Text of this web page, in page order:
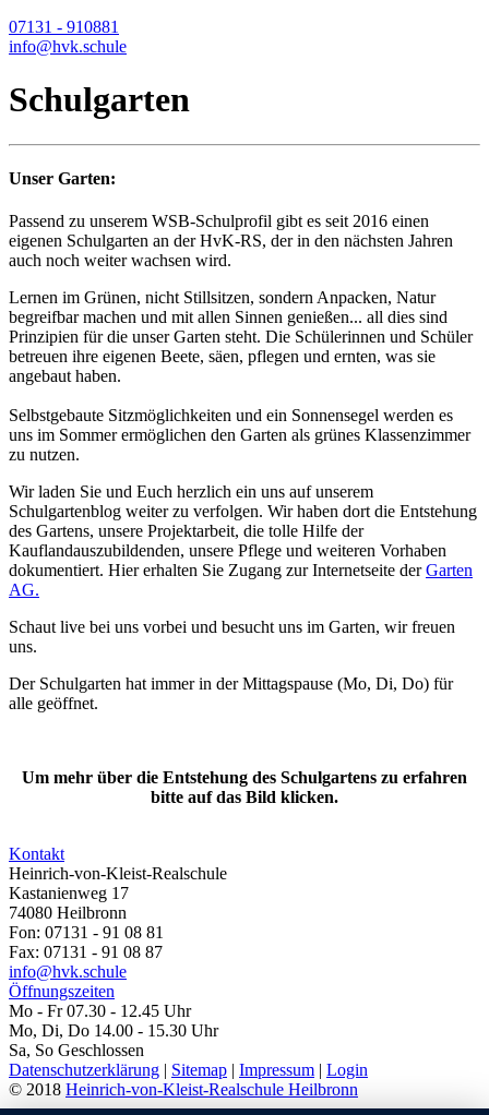
07131 - 910881
info@hvk.schule
Schulgarten
Unser Garten:
Passend zu unserem WSB-Schulprofil gibt es seit 2016 einen
eigenen Schulgarten an der HvK-RS, der in den nächsten Jahren
auch noch weiter wachsen wird.
Lernen im Grünen, nicht Stillsitzen, sondern Anpacken, Natur
begreifbar machen und mit allen Sinnen genießen... all dies sind
Prinzipien für die unser Garten steht. Die Schülerinnen und Schüler
betreuen ihre eigenen Beete, säen, pflegen und ernten, was sie
angebaut haben.
Selbstgebaute Sitzmöglichkeiten und ein Sonnensegel werden es
uns im Sommer ermöglichen den Garten als grünes Klassenzimmer
zu nutzen.
Wir laden Sie und Euch herzlich ein uns auf unserem
Schulgartenblog weiter zu verfolgen. Wir haben dort die Entstehung
des Gartens, unsere Projektarbeit, die tolle Hilfe der
Kauflandauszubildenden, unsere Pflege und weiteren Vorhaben
dokumentiert. Hier erhalten Sie Zugang zur Internetseite derGarten
AG.
Schaut live bei uns vorbei und besucht uns im Garten, wir freuen
uns.
Der Schulgarten hat immer in der Mittagspause (Mo, Di, Do) für
alle geöffnet.
Um mehr über die Entstehung des Schulgartens zu erfahren
bitte auf das Bild klicken.
Kontakt
Heinrich-von-Kleist-Realschule
Kastanienweg 17
74080 Heilbronn
Fon: 07131 - 91 08 81
Fax: 07131 - 91 08 87
info@hvk.schule
Öffnungszeiten
Mo - Fr 07.30 - 12.45 Uhr
Mo, Di, Do 14.00 - 15.30 Uhr
Sa, So Geschlossen
Datenschutzerklärung | Sitemap | Impressum | Login
© 2018 Heinrich-von-Kleist-Realschule Heilbronn